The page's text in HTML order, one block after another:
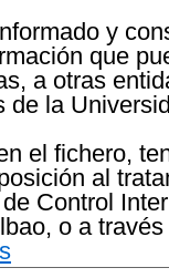
y
que
a otras
de la
el fichero,
al
Control
o a